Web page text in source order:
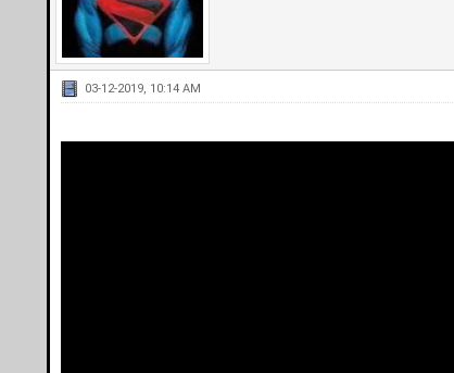
03-12-2019, 10:14 AM